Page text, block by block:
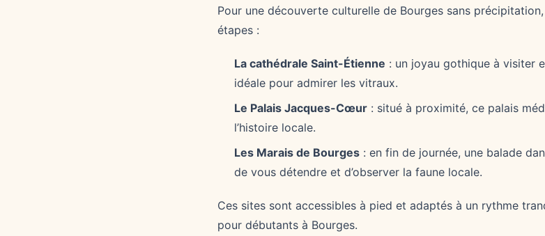
Pour une découverte culturelle de Bourges sans
étapes :
La cathédrale Saint-Étienne : un joyau gothique à visiter
idéale pour admirer les vitraux.
Le Palais Jacques-Cœur : situé à proximité, ce palais
l’histoire locale.
Les Marais de Bourges : en fin de journée, une balade
de vous détendre et d’observer la faune locale.
Ces sites sont accessibles à pied et adaptés à un rythme
pour débutants à Bourges.